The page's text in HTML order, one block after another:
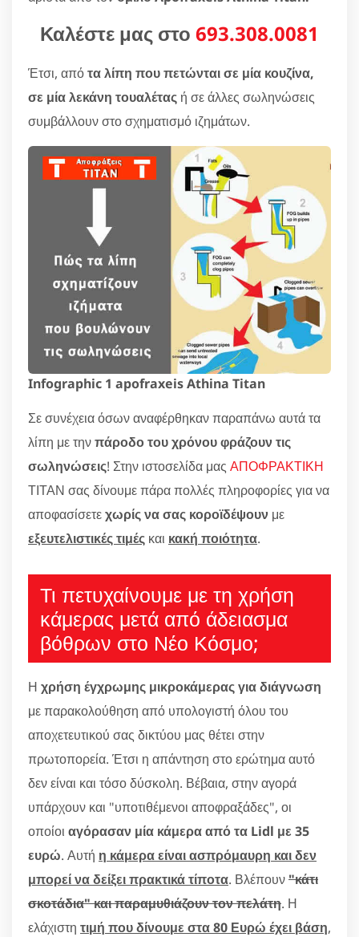
Καλέστε μας στο 693.308.0081
Έτσι, απότα λίπη που πετώνται σε μία κουζίνα,
σε μία λεκάνη τουαλέτας ή σε άλλες σωληνώσεις
συμβάλλουν στο σχηματισμό ιζημάτων.
Infographic 1 apofraxeis Athina Titan
Σε συνέχεια όσων αναφέρθηκαν παραπάνω αυτά τα
λίπη με τηνπάροδο του χρόνου φράζουν τις
σωληνώσεις! Στην ιστοσελίδα μας ΑΠΟΦΡΑΚΤΙΚΗ
ΤΙΤΑΝ σας δίνουμε πάρα πολλές πληροφορίες για να
αποφασίσετεχωρίς να σας κοροϊδέψουν με
εξευτελιστικές τιμές και κακή ποιότητα.
Τι πετυχαίνουμε με τη χρήση
κάμερας μετά από άδειασμα
βόθρων στο Νέο Κόσμο;
Η χρήση έγχρωμης μικροκάμερας για διάγνωση
με παρακολούθηση από υπολογιστή όλου του
αποχετευτικού σας δικτύου μας θέτει στην
πρωτοπορεία. Έτσι η απάντηση στο ερώτημα αυτό
δεν είναι και τόσο δύσκολη. Βέβαια, στην αγορά
υπάρχουν και "υποτιθέμενοι αποφραξάδες", οι
οποίοι αγόρασαν μία κάμερα από τα Lidl με 35
ευρώ. Αυτή η κάμερα είναι ασπρόμαυρη και δεν
μπορεί να δείξει πρακτικά τίποτα. Βλέπουν"κάτι
σκοτάδια" και παραμυθιάζουν τον πελάτη. Η
ελάχιστη τιμή που δίνουμε στα 80 Ευρώ έχει βάση,